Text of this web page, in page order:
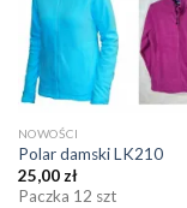
NOWOŚCI
Polar damski LK210
25,00zł
Paczka 12 szt